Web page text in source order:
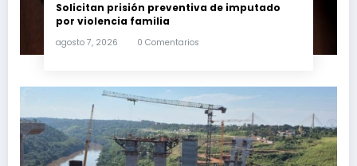
Solicitan prisión preventiva de imputado
por violencia familia
agosto 7, 2026 0 Comentarios